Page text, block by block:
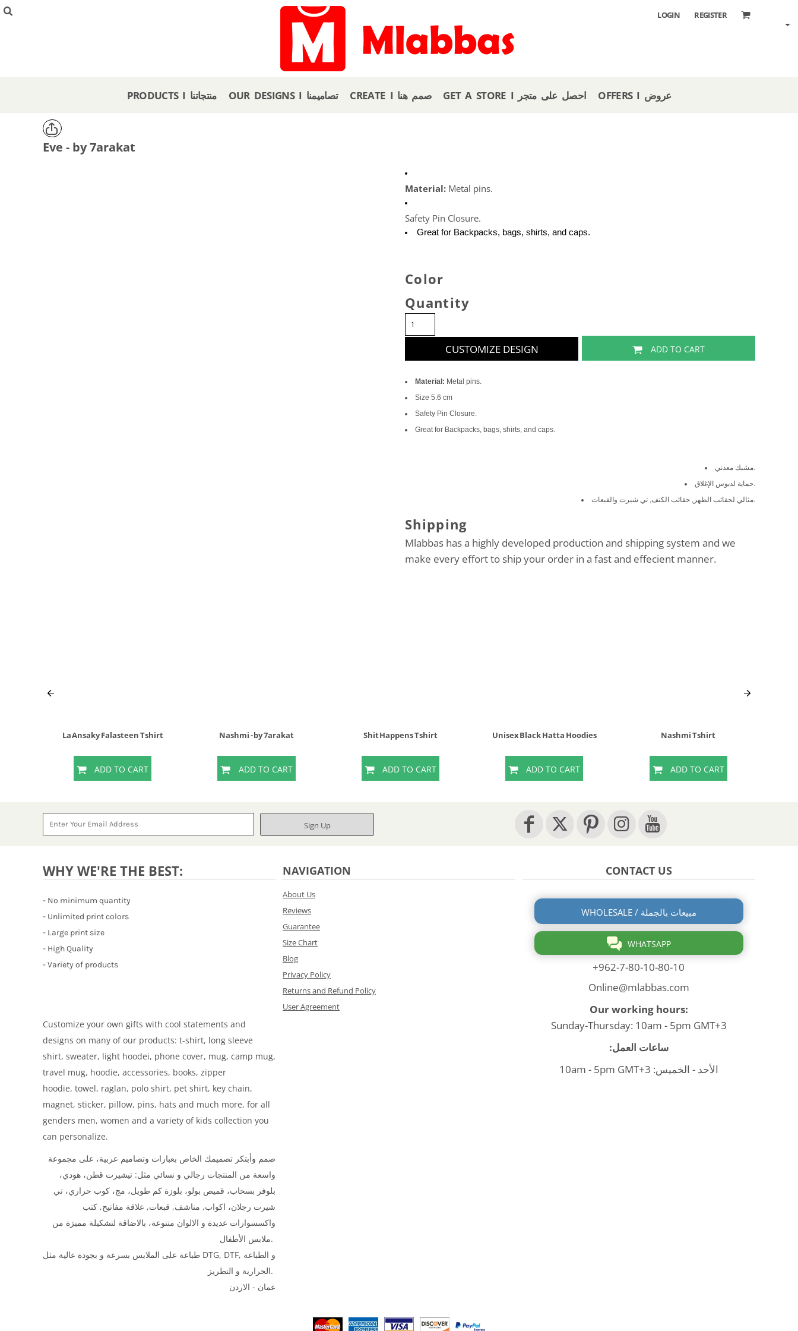
LOGIN REGISTER
PRODUCTS I منتجاتنا OUR DESIGNS I تصاميمنا CREATE I صمم هنا GET A STORE I احصل على متجر OFFERS I عروض
Eve - by 7arakat
Material: Metal pins.
Safety Pin Closure.
Great for Backpacks, bags, shirts, and caps.
Color
Quantity
CUSTOMIZE DESIGN ADD TO CART
Material: Metal pins.
Size 5.6 cm
Safety Pin Closure.
Great for Backpacks, bags, shirts, and caps.
مشبك معدني.
حماية لدبوس الإغلاق.
مثالي لحقائب الظهر, حقائب الكتف, تي شيرت والقبعات.
Shipping
Mlabbas has a highly developed production and shipping system and we
make every effort to ship your order in a fast and effecient manner.
La Ansaky Falasteen Tshirt
ADD TO CART
Nashmi - by 7arakat
ADD TO CART
Shit Happens Tshirt
ADD TO CART
Unisex Black Hatta Hoodies
ADD TO CART
Nashmi Tshirt
ADD TO CART
Sign Up
WHY WE'RE THE BEST:
- No minimum quantity
- Unlimited print colors
- Large print size
- High Quality
- Variety of products
Customize your own gifts with cool statements and
designs on many of our products: t-shirt, long sleeve
shirt, sweater, light hoodei, phone cover, mug, camp mug,
travel mug, hoodie, accessories, books, zipper
hoodie, towel, raglan, polo shirt, pet shirt, key chain,
magnet, sticker, pillow, pins, hats and much more, for all
genders men, women and a variety of kids collection you
can personalize.
صمم وأبتكر تصميمك الخاص بعبارات وتصاميم عربية، على مجموعة
واسعة من المنتجات رجالي و نسائي مثل: تيشيرت قطن، هودي،
بلوفر بسحاب، قميص بولو، بلوزة كم طويل، مج، كوب حراري، تي
شيرت رجلان، اكواب, مناشف, قبعات, علاقة مفاتيح, كتب
واكسسوارات عديدة و الالوان متنوعة، بالاضاقة لتشكيلة مميزة من
ملابس الأطفال.
طباعة على الملابس بسرعة و بجودة عالية مثل DTG, DTF, و الطباعة
الحرارية و التطريز.
عمان - الاردن
NAVIGATION
About Us
Reviews
Guarantee
Size Chart
Blog
Privacy Policy
Returns and Refund Policy
User Agreement
CONTACT US
WHOLESALE / مبيعات بالجملة
WHATSAPP
+962-7-80-10-80-10
Online@mlabbas.com
Our working hours:
Sunday-Thursday: 10am - 5pm GMT+3
ساعات العمل:
الأحد - الخميس: 10am - 5pm GMT+3
REGISTER
CART: 0 ITEM
{CC} - {CN}